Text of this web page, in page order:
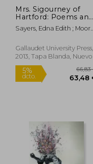
5%
dcto.
Mrs. Sigourney of
Hartford: Poems and
Prose on the Early
American Deaf
Inglés)
Sayers, Edna Edith ; Moore,
Gallaudet University Press,
2013, Tapa Blanda, Nuevo